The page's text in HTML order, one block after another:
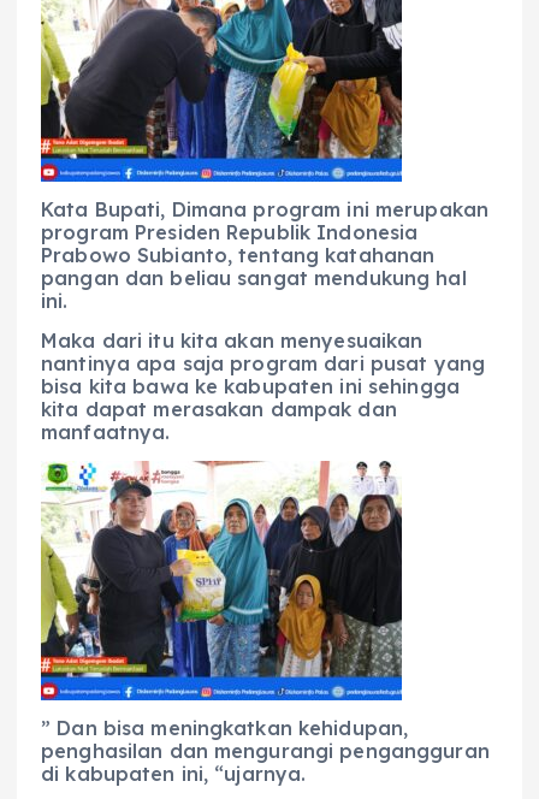
Kata Bupati, Dimana program ini merupakan
program Presiden Republik Indonesia
Prabowo Subianto, tentang katahanan
pangan dan beliau sangat mendukung hal
ini.
Maka dari itu kita akan menyesuaikan
nantinya apa saja program dari pusat yang
bisa kita bawa ke kabupaten ini sehingga
kita dapat merasakan dampak dan
manfaatnya.
” Dan bisa meningkatkan kehidupan,
penghasilan dan mengurangi pengangguran
di kabupaten ini, “ujarnya.